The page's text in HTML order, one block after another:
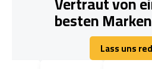
besten
Lass uns
Lass uns